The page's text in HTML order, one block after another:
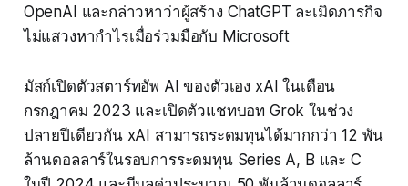
OpenAI และกล่าวหาว่าผู้สร้าง ChatGPT ละเมิดภารกิจ
ไม่แสวงหากำไรเมื่อร่วมมือกับ Microsoft
มัสก์เปิดตัวสตาร์ทอัพ AI ของตัวเอง xAI ในเดือน
กรกฎาคม 2023 และเปิดตัวแชทบอท Grok ในช่วง
ปลายปีเดียวกัน xAI สามารถระดมทุนได้มากกว่า 12 พัน
ล้านดอลลาร์ในรอบการระดมทุน Series A, B และ C